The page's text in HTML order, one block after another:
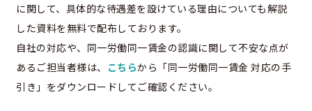
に関して、具体的な待遇差を設けている理由についても解説
した資料を無料で配布しております。
自社の対応や、同一労働同一賃金の認識に関して不安な点が
あるご担当者様は、
こちらから「同一労働同一賃金 対応の手
引き」をダウンロードしてご確認ください。